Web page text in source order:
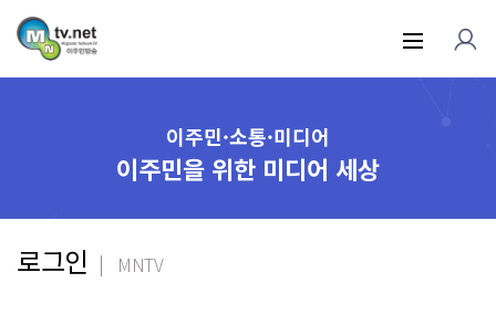
이주민·소통·미디어
이주민을 위한 미디어 세상
로그인 MNTV